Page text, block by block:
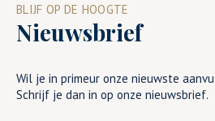
BLIJF OP DE HOOGTE
Nieuwsbrief
Wil je in primeur onze nieuwste
Schrijf je dan in op onze nieuwsbrief.